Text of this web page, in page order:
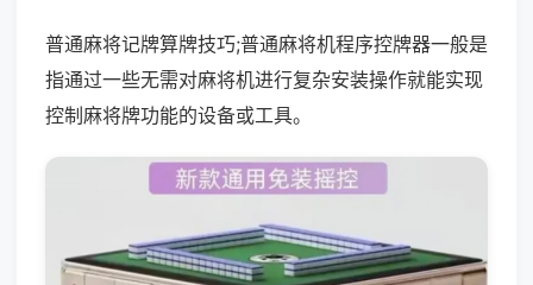
普通麻将记牌算牌技巧;普通麻将机程序控牌器一般是
指通过一些无需对麻将机进行复杂安装操作就能实现
控制麻将牌功能的设备或工具。